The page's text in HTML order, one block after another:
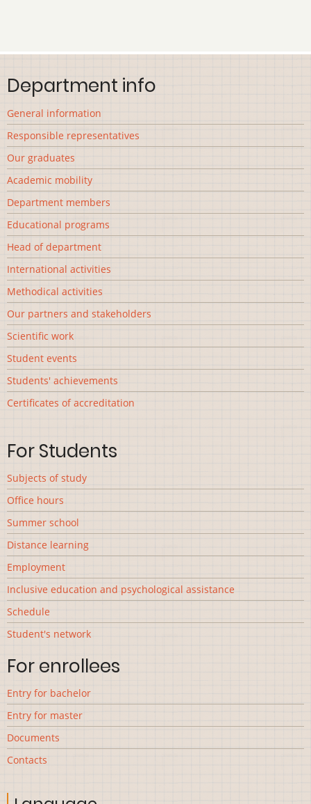
Department info
General information
Responsible representatives
Our graduates
Academic mobility
Department members
Educational programs
Head of department
International activities
Methodical activities
Our partners and stakeholders
Scientific work
Student events
Students' achievements
Сertificates of accreditation
For Students
Subjects of study
Office hours
Summer school
Distance learning
Employment
Inclusive education and psychological assistance
Schedule
Student's network
For enrollees
Entry for bachelor
Entry for master
Documents
Contacts